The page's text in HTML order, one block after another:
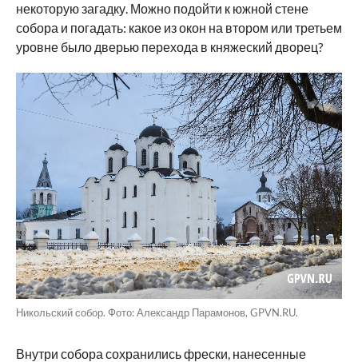
некоторую загадку. Можно подойти к южной стене
собора и погадать: какое из окон на втором или третьем
уровне было дверью перехода в княжеский дворец?
Никольский собор. Фото: Александр Парамонов, GPVN.RU.
Внутри собора сохранились фрески, нанесенные